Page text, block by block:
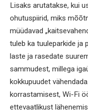
Lisaks arutatakse, kui
ohutuspiirid, miks
müüdavad
tuleb ka tuuleparkide ja
laste ja rasedate
sammudest, millega
kokkupuudet
korrastamisest, Wi-Fi
ettevaatlikust